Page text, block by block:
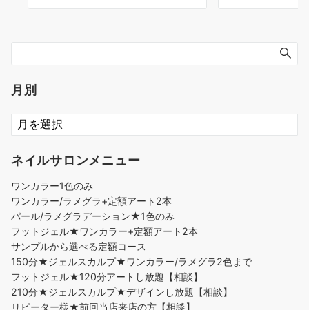
月別
ネイルサロンメニュー
ワンカラー1色のみ
ワンカラー/ラメグラ+定額アート2本
パール/ラメグラデーション★1色のみ
フットジェル★ワンカラー+定額アート2本
サンプルから選べる定額コース
150分★ジェルスカルプ★ワンカラー/ラメグラ2色まで
フットジェル★120分アートし放題【相談】
210分★ジェルスカルプ★デザインし放題【相談】
リピーター様★前回当店来店の方【相談】